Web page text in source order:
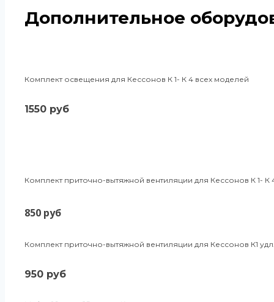
Дополнительное
Комплект освещения для Кессонов К 1- К 4 всех моделей
1550 руб
Комплект приточно-вытяжной вентиляции для Кессонов К 1- К
850 руб
Комплект приточно-вытяжной вентиляции для Кессонов К1
950 руб